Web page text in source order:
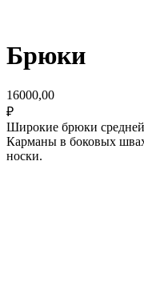
Брюки
16000,00
₽
Широкие брюки средней
Карманы в боковых
носки.